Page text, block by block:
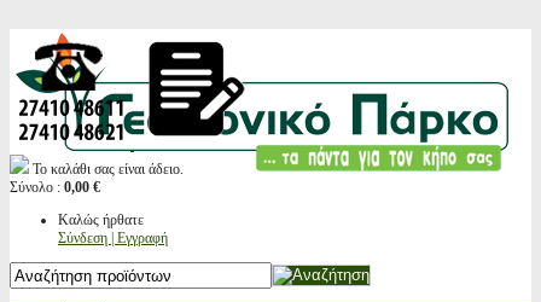
Το καλάθι σας είναι άδειο.
Σύνολο : 0,00 €
Καλώς ήρθατε
Σύνδεση | Εγγραφή